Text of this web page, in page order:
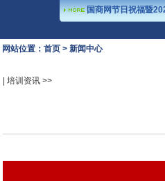
国商网节日祝福暨
国商网节日祝福暨
阿里巴巴宣布完成收
网站位置：首页 > 新闻中心
| 培训资讯 >>